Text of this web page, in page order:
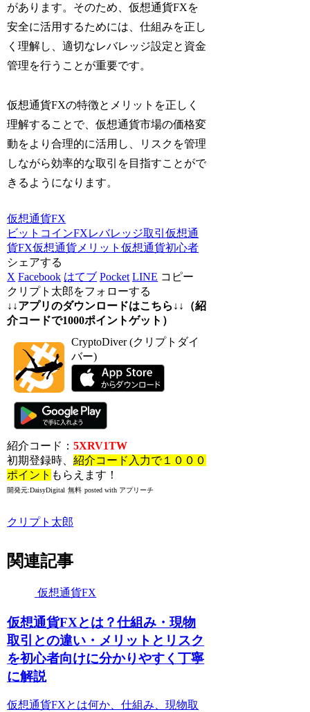
があります。そのため、仮想通貨FXを
安全に活用するためには、仕組みを正し
く理解し、適切なレバレッジ設定と資金
管理を行うことが重要です。
仮想通貨FXの特徴とメリットを正しく
理解することで、仮想通貨市場の価格変
動をより合理的に活用し、リスクを管理
しながら効率的な取引を目指すことがで
きるようになります。
仮想通貨FX
ビットコインFXレバレッジ取引仮想通
貨FX仮想通貨メリット仮想通貨初心者
シェアする
X Facebook はてブ Pocket LINE コピー
クリプト太郎をフォローする
↓↓アプリのダウンロードはこちら↓↓（紹
介コードで1000ポイントゲット）
CryptoDiver (クリプトダイ
バー)
紹介コード：5XRV1TW
初期登録時、紹介コード入力で１０００
ポイント もらえます！
開発元:DaisyDigital 無料 posted with アプリーチ
クリプト太郎
関連記事
仮想通貨FX
仮想通貨FXとは？仕組み・現物
取引との違い・メリットとリスク
を初心者向けに分かりやすく丁寧
に解説
仮想通貨FXとは何か、仕組み、現物取